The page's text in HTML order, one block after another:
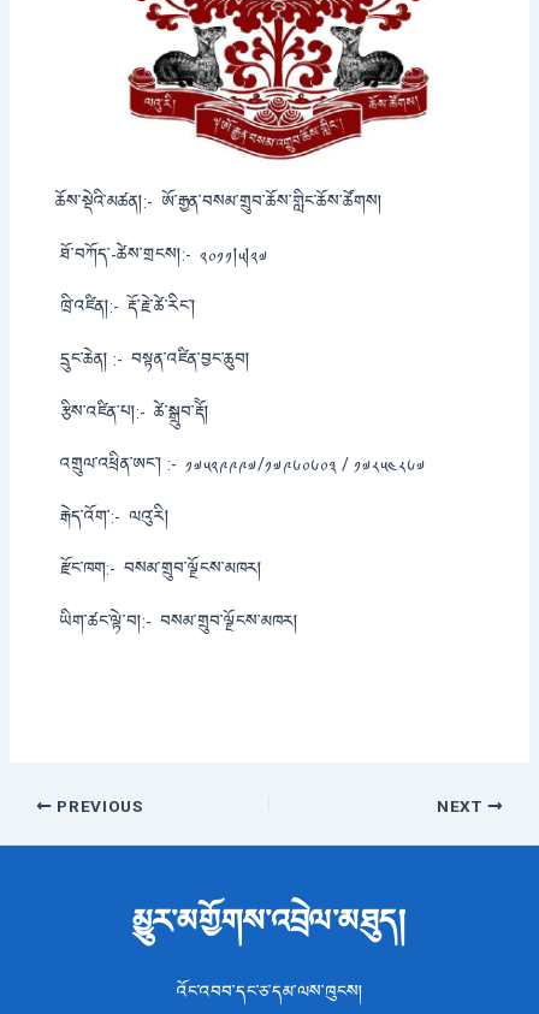
ཆོས་སྡེའི་མཚན།:- ཨོ་རྒྱན་བསམ་གྲུབ་ཆོས་གླིང་ཆོས་ཚོགས།
ཐོ་བཀོད་-ཚེས་གྲངས།:- ༢༠༡༡།༥།༢༧
ཁྲི་འཛིན།:- རྡོ་རྗེ་ཚེ་རིང་།
དྲུང་ཆེན། :- བསྟན་འཛིན་བྱང་ཆུབ།
རྩིས་འཛིན་པ།:- ཚེ་སྒྲུབ་རྡོེ།
འགྲུལ་འཕྲིན་ཨང་། :- ༡༧༥༢༩༩༩༧/༡༧༩༦༠༦༠༣ / ༡༧༨༥༤༨༦༧
རྒེད་འོག་:- ལའུ་རི།
རྫོང་ཁག:- བསམ་གྲུབ་ལྗོངས་མཁར།
ཡིག་ཚང་ལྟེ་བ།:- བསམ་གྲུབ་ལྗོངས་མཁར།
Post
PREVIOUS NEXT
མྱུར་མགྱོགས་འབྲེལ་མཐུད།
འོང་འབབ་དང་ཅ་དམ་ལས་ཁུངས།